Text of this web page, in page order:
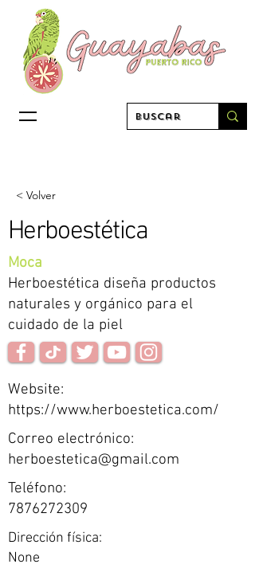
< Volver
Herboestética
Moca
Herboestética diseña productos
naturales y orgánico para el
cuidado de la piel
Website:
https://www.herboestetica.com/
Correo electrónico:
herboestetica@gmail.com
Teléfono:
7876272309
Dirección física:
None